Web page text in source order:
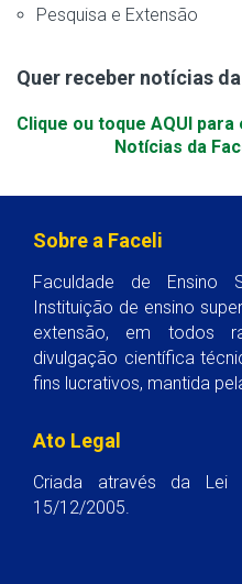
Pesquisa e Extensão
Quer receber notícias
Clique ou toque AQUI
Notícias da
Sobre a Faceli
Faculdade de Ensino
Instituição de ensino
extensão, em todos
divulgação científica
fins lucrativos, mantida
Ato Legal
Criada através da Lei
15/12/2005.